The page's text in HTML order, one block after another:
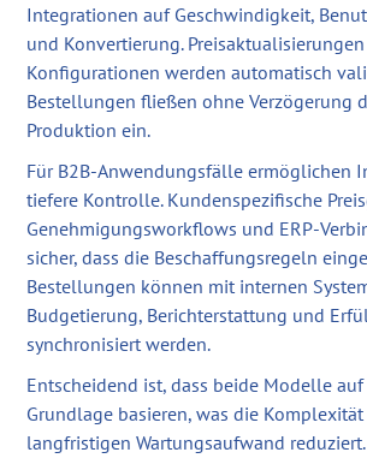
Integrationen auf Geschwindigkeit,
und Konvertierung.
Konfigurationen werden automatisch
Bestellungen fließen ohne Verzögerung
Produktion ein.
Für B2B-Anwendungsfälle ermöglichen
tiefere Kontrolle. Kundenspezifische
Genehmigungsworkflows und ERP-
sicher, dass die Beschaffungsregeln
Bestellungen können mit internen
Budgetierung, Berichterstattung und
synchronisiert werden.
Entscheidend ist, dass beide Modelle
Grundlage basieren, was die
langfristigen Wartungsaufwand reduziert.